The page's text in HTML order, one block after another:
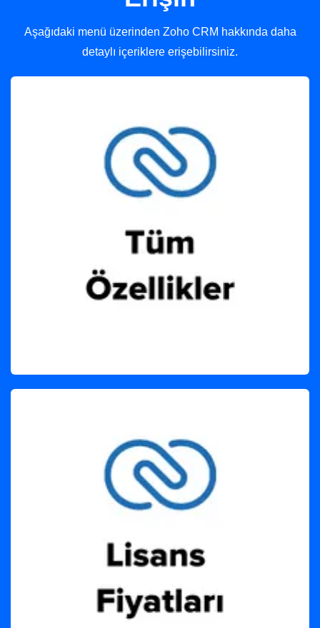
Aşağıdaki menü üzerinden Zoho CRM hakkında daha
detaylı içeriklere erişebilirsiniz.